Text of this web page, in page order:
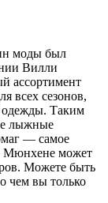
моды был
Вилли
ассортимент
всех сезонов,
одежды. Таким
лыжные
— самое
Мюнхене может
Можете быть
чем вы только